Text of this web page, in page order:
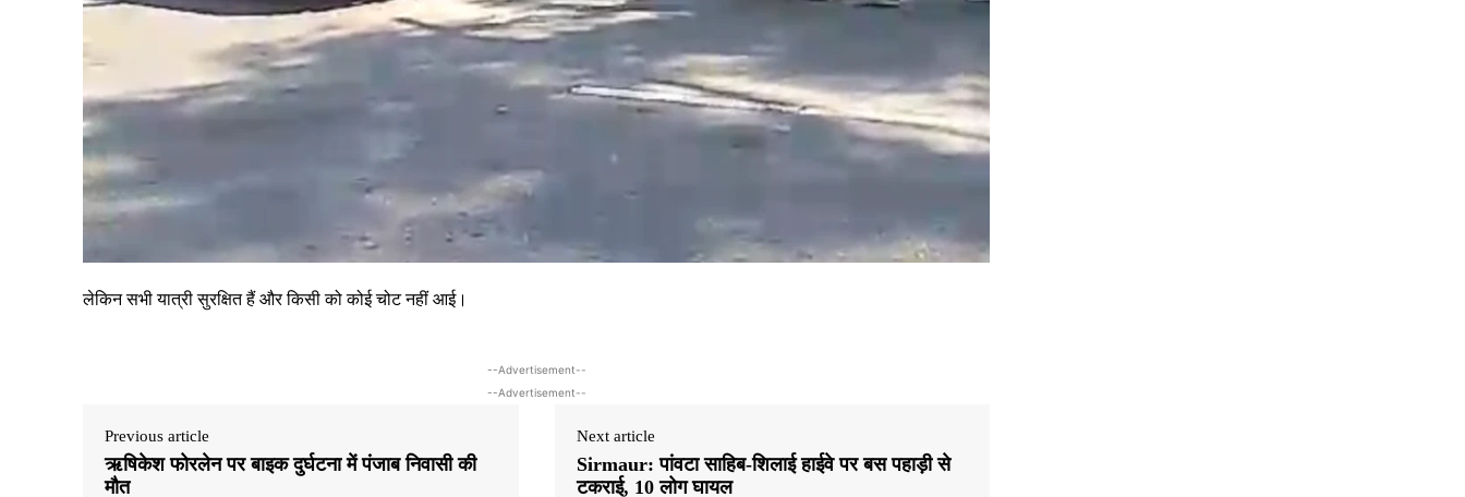
लेकिन सभी यात्री सुरक्षित हैं और किसी को कोई चोट नहीं आई।
--Advertisement--
--Advertisement--
Previous article
ऋषिकेश फोरलेन पर बाइक दुर्घटना में पंजाब निवासी की
मौत
Next article
Sirmaur: पांवटा साहिब-शिलाई हाईवे पर बस पहाड़ी से
टकराई, 10 लोग घायल